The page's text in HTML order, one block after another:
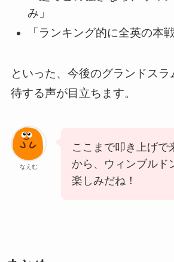
み」
「ランキング的に全英の本
といった、今後のグランドスラ
待する声が目立ちます。
なえむ
ここまで叩き上げで
から、ウィンブルド
楽しみだね！